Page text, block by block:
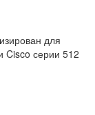
для
Cisco серии 512